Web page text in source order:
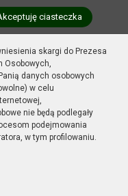
ciasteczka
skargi do Prezesa
Osobowych,
danych osobowych
w celu
nie będą podlegały
podejmowania
w tym profilowaniu.